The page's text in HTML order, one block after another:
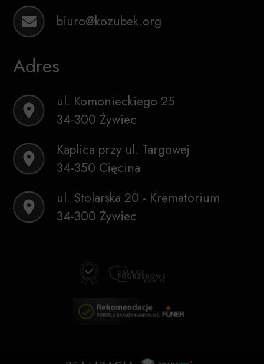
biuro@kozubek.org
Adres
ul. Komonieckiego 25
34-300 Żywiec
Kaplica przy ul. Targowej
34-350 Cięcina
ul. Stolarska 20 - Krematorium
34-300 Żywiec